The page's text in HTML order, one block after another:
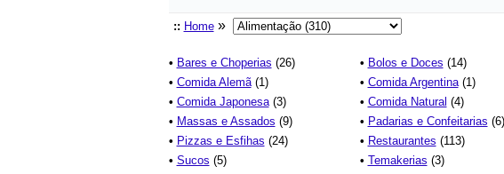
:: Home »
• Bares e Choperias (26) • Bolos e Doces (14)
• Comida Alemã(1) • Comida Argentina(1)
• Comida Japonesa(3) • Comida Natural (4)
• Massas e Assados (9) • Padarias e Confeitarias (6)
• Pizzas e Esfihas (24) • Restaurantes (113)
• Sucos (5) • Temakerias (3)